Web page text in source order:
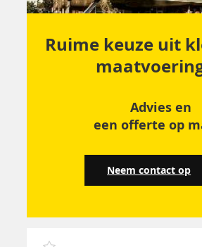
Ruime keuze uit
Advies en
een offerte op
Neem contact op